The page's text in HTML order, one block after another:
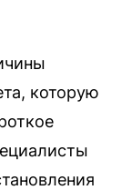
которую